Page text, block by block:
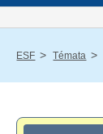
ESF / Témata /